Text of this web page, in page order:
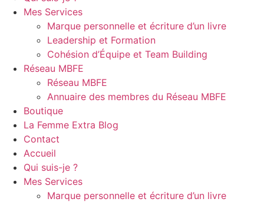
Mes Services
Marque personnelle et écriture d’un livre
Leadership et Formation
Cohésion d’Équipe et Team Building
Réseau MBFE
Réseau MBFE
Annuaire des membres du Réseau MBFE
Boutique
La Femme Extra Blog
Contact
Accueil
Qui suis-je ?
Mes Services
Marque personnelle et écriture d’un livre